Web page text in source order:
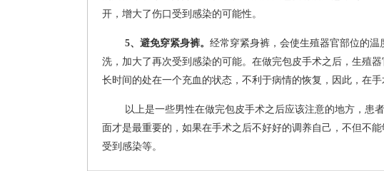
开，增大了伤口受到感染的可能性。
5、避免穿紧身裤。 经常穿紧身裤，会使生殖器官部位的
洗，加大了再次受到感染的可能。在做完包皮手术之后，生殖
长时间的处在一个充血的状态，不利于病情的恢复，因此，在
以上是一些男性在做完包皮手术之后应该注意的地方，患
面才是最重要的，如果在手术之后不好好的调养自己，不但不
受到感染等。